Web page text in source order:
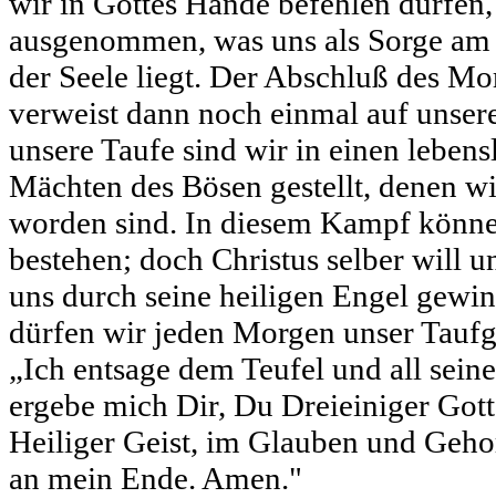
ausgenommen, was uns als Sorge
der Seele liegt. Der Abschluß des
verweist dann noch einmal auf
unsere Taufe sind wir in einen
Mächten des Bösen gestellt, denen
worden sind. In diesem Kampf
bestehen; doch Christus selber will
uns durch seine heiligen Engel
dürfen wir jeden Morgen unser
„Ich entsage dem Teufel und all
ergebe mich Dir, Du Dreieiniger
Heiliger Geist, im Glauben und
an mein Ende. Amen."